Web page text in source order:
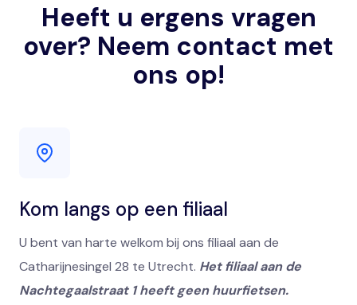
Heeft u ergens vragen
over? Neem contact met
ons op!
Kom langs op een filiaal
U bent van harte welkom bij ons filiaal aan de
Catharijnesingel 28 te Utrecht. Het filiaal aan de
Nachtegaalstraat 1 heeft geen huurfietsen.